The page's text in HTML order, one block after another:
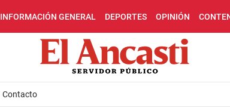
INFORMACIÓN GENERAL DEPORTES OPINIÓN
Contacto